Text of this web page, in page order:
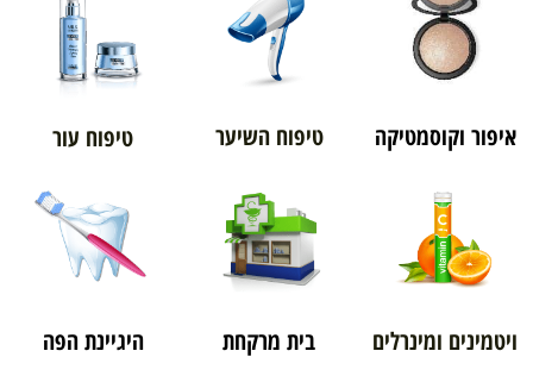
איפור וקוסמטיקה טיפוח השיער טיפוח עור
ויטמינים ומינרלים בית מרקחת היגיינת הפה